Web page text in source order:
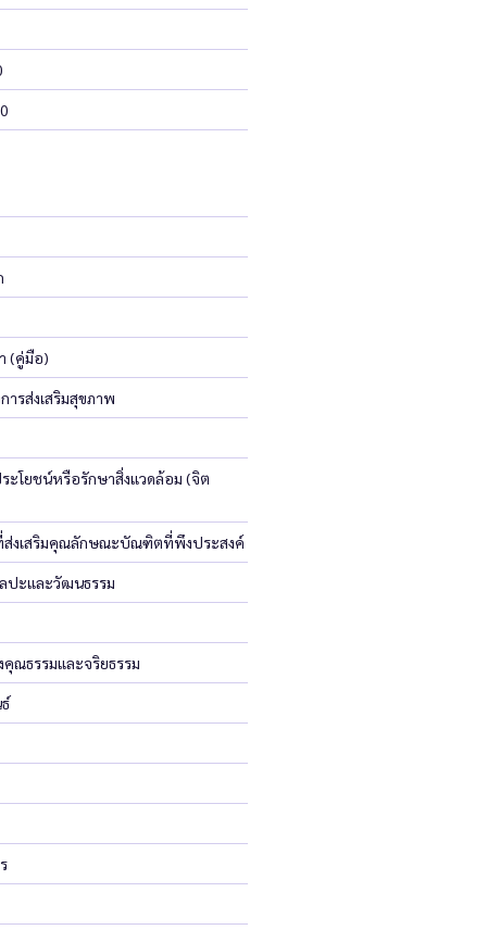
(คู่มือ)
รส่งเสริมสุขภาพ
ะโยชน์หรือรักษาสิ่งแวดล้อม (จิต
ส่งเสริมคุณลักษณะบัณฑิตที่พึงประสงค์
ปะและวัฒนธรรม
คุณธรรมและจริยธรรม